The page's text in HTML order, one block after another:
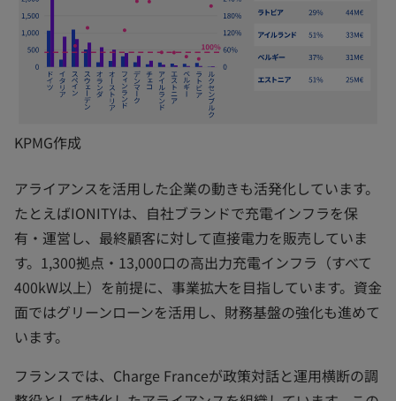
KPMG作成
アライアンスを活用した企業の動きも活発化しています。
たとえばIONITYは、自社ブランドで充電インフラを保
有・運営し、最終顧客に対して直接電力を販売していま
す。1,300拠点・13,000口の高出力充電インフラ（すべて
400kW以上）を前提に、事業拡大を目指しています。資金
面ではグリーンローンを活用し、財務基盤の強化も進めて
います。
フランスでは、Charge Franceが政策対話と運用横断の調